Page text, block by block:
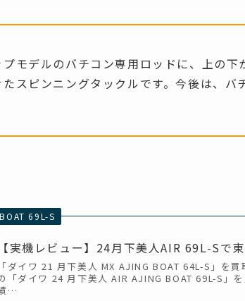
モデルのバチコン専用ロッドに、上の
スピンニングタックルです。今後は、バ
69L-S
【実機レビュー】24月下美人AIR 69L-Sで東
「ダイワ 21 月下美人 MX AJING BOAT 64L-S」を
「ダイワ 24 月下美人 AIR AJING BOAT 69L-S」
…